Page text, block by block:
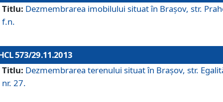
Titlu: Dezmembrarea imobilului situat în Braşov, str.
f.n.
573/29.11.2013
Titlu: Dezmembrarea terenului situat în Braşov, str.
nr. 27.